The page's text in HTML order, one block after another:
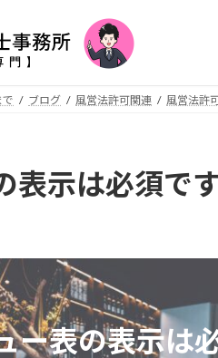
ブログ 風営法許可関連 風営法許
表示は必須で
ー表の表示は